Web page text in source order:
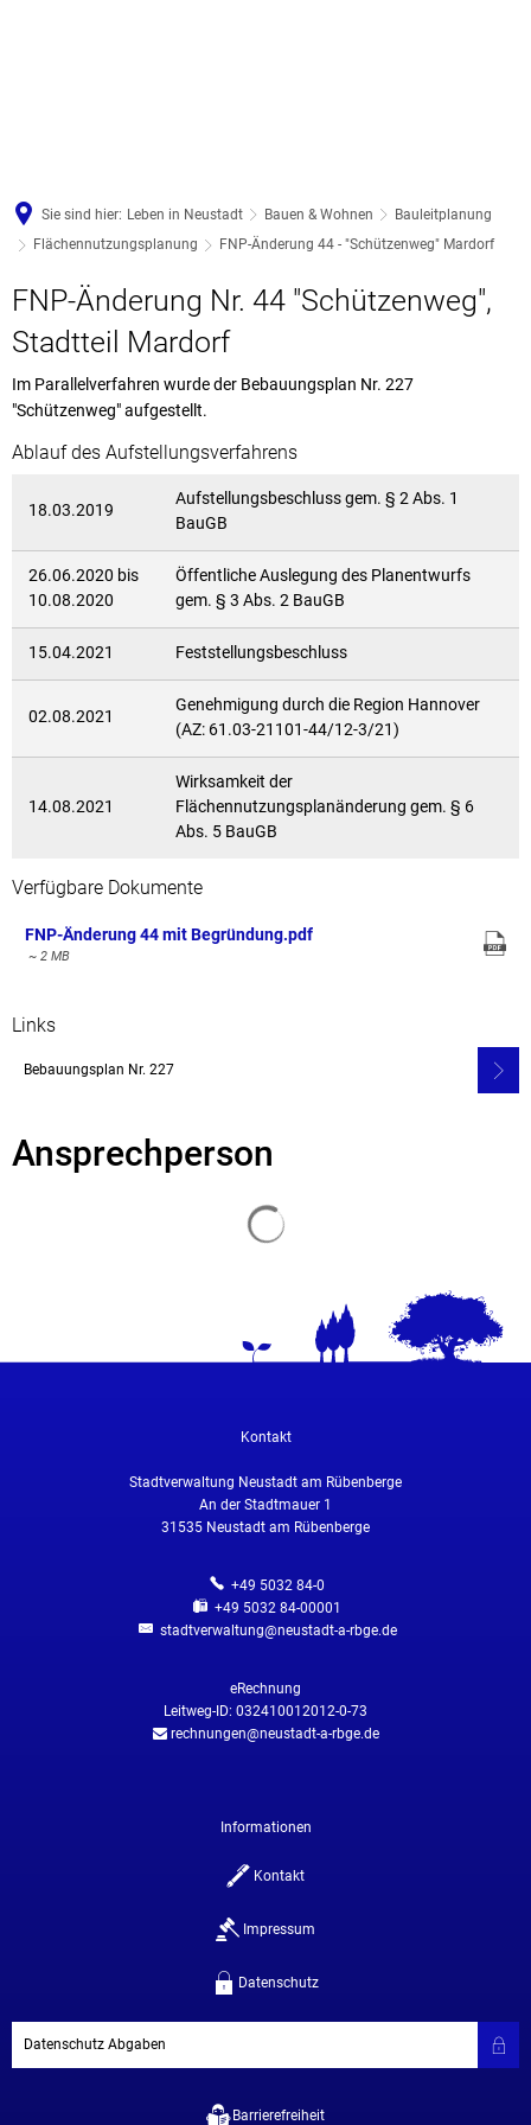
Sie sind hier: Leben in Neustadt Bauen & Wohnen
Bauleitplanung
Flächennutzungsplanung
FNP-Änderung 44 - "Schützenweg" Mardorf
FNP-Änderung Nr. 44 "Schützenweg",
Stadtteil Mardorf
Im Parallelverfahren wurde der Bebauungsplan Nr. 227
"Schützenweg" aufgestellt.
Ablauf des Aufstellungsverfahrens
18.03.2019
Aufstellungsbeschluss gem. § 2 Abs. 1
BauGB
26.06.2020 bis
10.08.2020
Öffentliche Auslegung des Planentwurfs
gem. § 3 Abs. 2 BauGB
15.04.2021 Feststellungsbeschluss
02.08.2021
Genehmigung durch die Region Hannover
(AZ: 61.03-21101-44/12-3/21)
14.08.2021
Wirksamkeit der
Flächennutzungsplanänderung gem. § 6
Abs. 5 BauGB
Verfügbare Dokumente
FNP-Änderung 44 mit Begründung.pdf
~ 2 MB
Links
Bebauungsplan Nr. 227
Ansprechperson
Kontakt
Stadtverwaltung Neustadt am Rübenberge
An der Stadtmauer 1
31535 Neustadt am Rübenberge
+49 5032 84-0
+49 5032 84-00001
stadtverwaltung@neustadt-a-rbge.de
eRechnung
Leitweg-ID: 032410012012-0-73
rechnungen@neustadt-a-rbge.de
Informationen
Kontakt
Impressum
Datenschutz
Datenschutz Abgaben
Barrierefreiheit